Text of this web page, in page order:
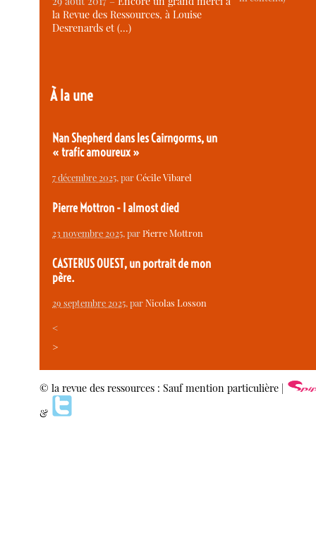
la Revue des Ressources, à Louise
Desrenards et (…)
À la une
Nan Shepherd dans les Cairngorms, un
« trafic amoureux »
7 décembre 2025, parCécile Vibarel
Pierre Mottron - I almost died
23 novembre 2025, parPierre Mottron
CASTERUS OUEST, un portrait de mon
père.
29 septembre 2025, parNicolas Losson
<
>
© la revue des ressources : Sauf mention particulière |
&